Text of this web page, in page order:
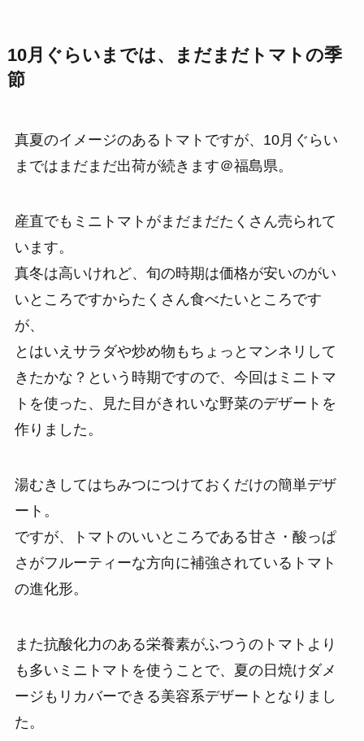
10月ぐらいまでは、まだまだトマトの季
節
真夏のイメージのあるトマトですが、10月ぐらい
まではまだまだ出荷が続きます＠福島県。
産直でもミニトマトがまだまだたくさん売られて
います。
真冬は高いけれど、旬の時期は価格が安いのがい
いところですからたくさん食べたいところです
が、
とはいえサラダや炒め物もちょっとマンネリして
きたかな？という時期ですので、今回はミニトマ
トを使った、見た目がきれいな野菜のデザートを
作りました。
湯むきしてはちみつにつけておくだけの簡単デザ
ート。
ですが、トマトのいいところである甘さ・酸っぱ
さがフルーティーな方向に補強されているトマト
の進化形。
また抗酸化力のある栄養素がふつうのトマトより
も多いミニトマトを使うことで、夏の日焼けダメ
ージもリカバーできる美容系デザートとなりまし
た。